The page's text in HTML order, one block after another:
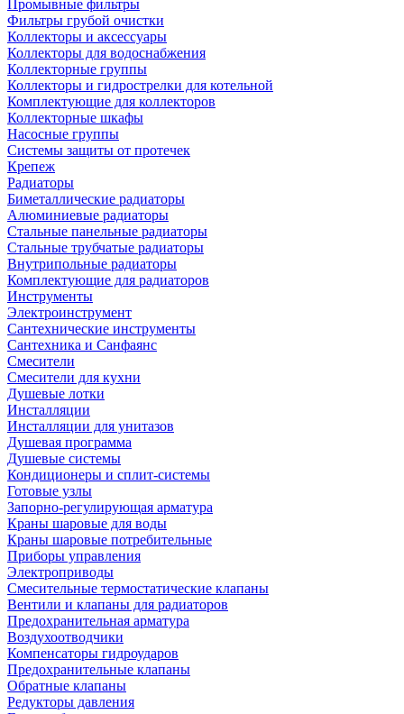
Промывные фильтры
Фильтры грубой очистки
Коллекторы и аксессуары
Коллекторы для водоснабжения
Коллекторные группы
Коллекторы и гидрострелки для котельной
Комплектующие для коллекторов
Коллекторные шкафы
Насосные группы
Системы защиты от протечек
Крепеж
Радиаторы
Биметаллические радиаторы
Алюминиевые радиаторы
Стальные панельные радиаторы
Стальные трубчатые радиаторы
Внутрипольные радиаторы
Комплектующие для радиаторов
Инструменты
Электроинструмент
Сантехнические инструменты
Сантехника и Санфаянс
Смесители
Смесители для кухни
Душевые лотки
Инсталляции
Инсталляции для унитазов
Душевая программа
Душевые системы
Кондиционеры и сплит-системы
Готовые узлы
Запорно-регулирующая арматура
Краны шаровые для воды
Краны шаровые потребительные
Приборы управления
Электроприводы
Смесительные термостатические клапаны
Вентили и клапаны для радиаторов
Предохранительная арматура
Воздухоотводчики
Компенсаторы гидроударов
Предохранительные клапаны
Обратные клапаны
Редукторы давления